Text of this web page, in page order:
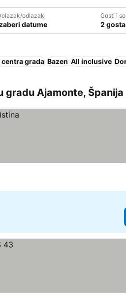
odlazak
datume
Gosti i
2
centra grada Bazen All inclusive
gradu Ajamonte, Španija